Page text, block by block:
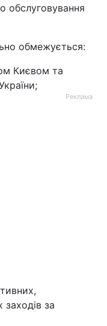
обслуговування
обмежується:
Києвом та
Реклама
заходів за